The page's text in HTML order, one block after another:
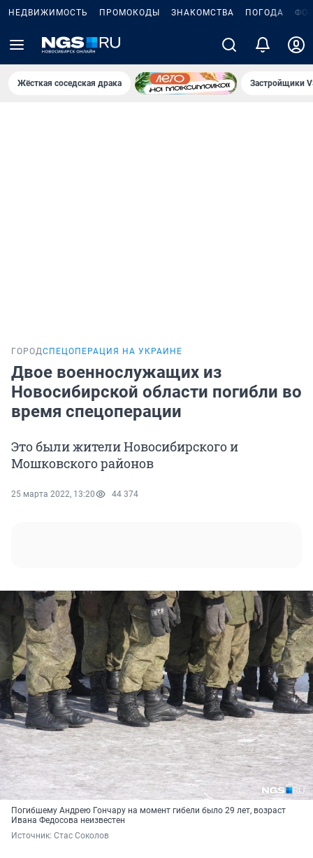
НЕДВИЖИМОСТЬ ПРОМОКОДЫ ЗНАКОМСТВА ПОГОДА
Жёсткая соседская драка Застройщики
ГОРОДСПЕЦОПЕРАЦИЯ НА УКРАИНЕ
Двое военнослужащих из
Новосибирской области погибли во
время спецоперации
Это были жители Новосибирского и
Мошковского районов
25 марта 2022, 13:20 44 374
Погибшему Андрею Гончару на момент гибели было 29 лет, возраст
Ивана Федосова неизвестен
Источник: Стас Соколов